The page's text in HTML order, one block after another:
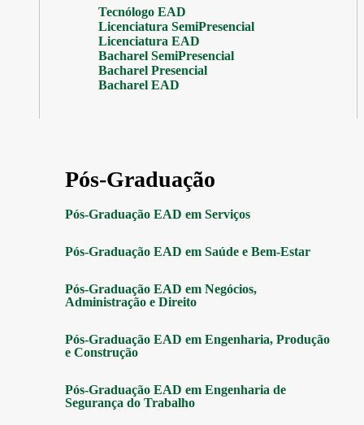
Tecnólogo EAD
Licenciatura SemiPresencial
Licenciatura EAD
Bacharel SemiPresencial
Bacharel Presencial
Bacharel EAD
Pós-Graduação
Pós-Graduação EAD em Serviços
Pós-Graduação EAD em Saúde e Bem-Estar
Pós-Graduação EAD em Negócios,
Administração e Direito
Pós-Graduação EAD em Engenharia, Produção
e Construção
Pós-Graduação EAD em Engenharia de
Segurança do Trabalho